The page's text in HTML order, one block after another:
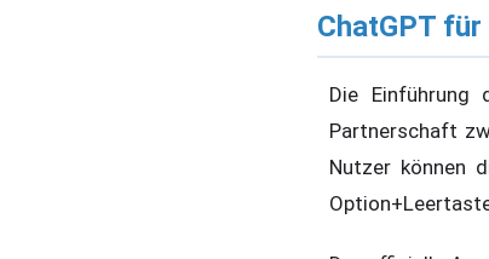
ChatGPT
Die Einführung
Partnerschaft
Nutzer können